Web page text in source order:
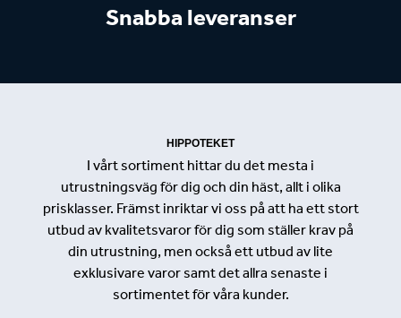
Snabba leveranser
HIPPOTEKET
I vårt sortiment hittar du det mesta i
utrustningsväg för dig och din häst, allt i olika
prisklasser. Främst inriktar vi oss på att ha ett stort
utbud av kvalitetsvaror för dig som ställer krav på
din utrustning, men också ett utbud av lite
exklusivare varor samt det allra senaste i
sortimentet för våra kunder.